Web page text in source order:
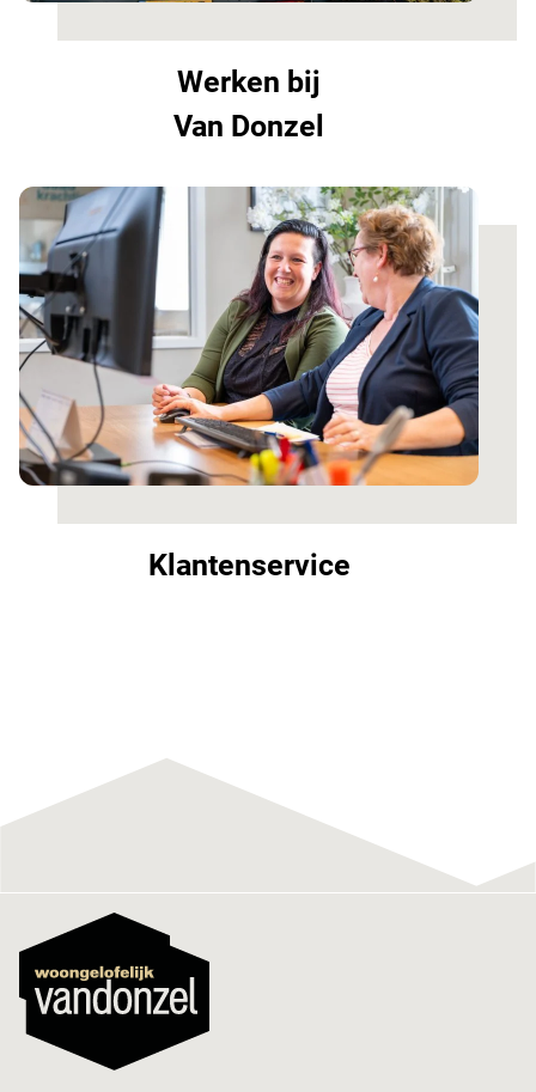
Werken bij
Van Donzel
Klantenservice